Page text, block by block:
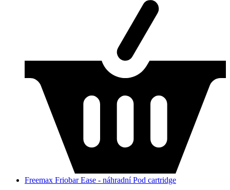
Freemax Friobar Ease - náhradní Pod cartridge